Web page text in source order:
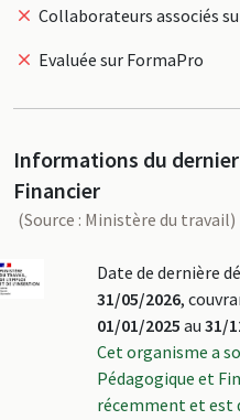
Collaborateurs associés
Evaluée sur FormaPro
Informations du
Financier
(Source : Ministère du travail)
Date de dernière
31/05/2026,
01/01/2025 au 31/
Cet organisme a
Pédagogique et
récemment et est